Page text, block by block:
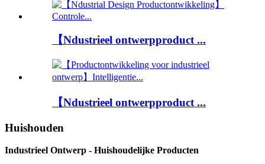
【Ndustrieel ontwerpproduct ...
【Ndustrieel ontwerpproduct ...
Huishouden
Industrieel Ontwerp - Huishoudelijke Producten